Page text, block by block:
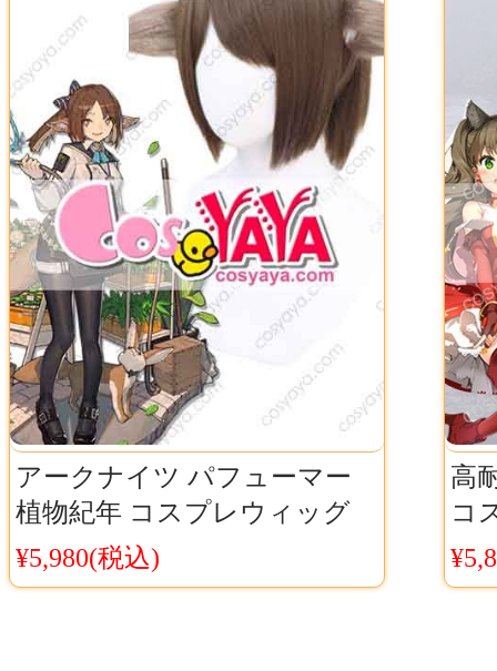
アークナイツ パフューマー
植物紀年 コスプレウィッグ
アクナイ パフューマー ウィ
ッグ
¥5,980(税込)
高
コ
ん
ら